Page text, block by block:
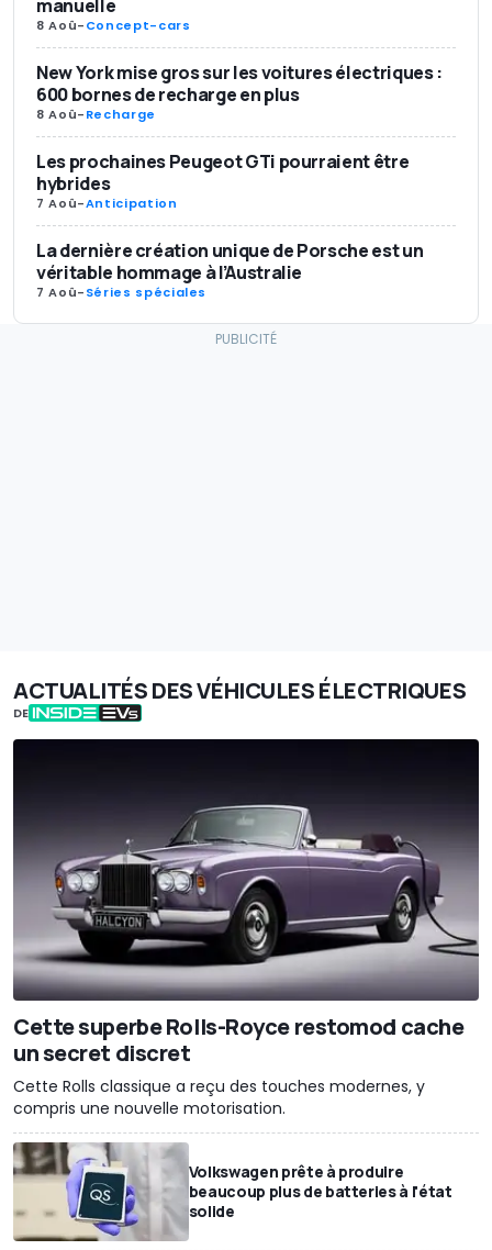
manuelle
8 Aoû-Concept-cars
New York mise gros sur les voitures électriques :
600 bornes de recharge en plus
8 Aoû-Recharge
Les prochaines Peugeot GTi pourraient être
hybrides
7 Aoû-Anticipation
La dernière création unique de Porsche est un
véritable hommage à l’Australie
7 Aoû-Séries spéciales
ACTUALITÉS DES VÉHICULES ÉLECTRIQUES
DE
Cette superbe Rolls-Royce restomod cache
un secret discret
Cette Rolls classique a reçu des touches modernes, y
compris une nouvelle motorisation.
Volkswagen prête à produire
beaucoup plus de batteries à l'état
solide